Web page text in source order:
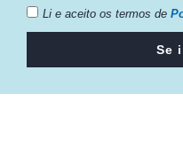
Li e aceito os termos de
Se